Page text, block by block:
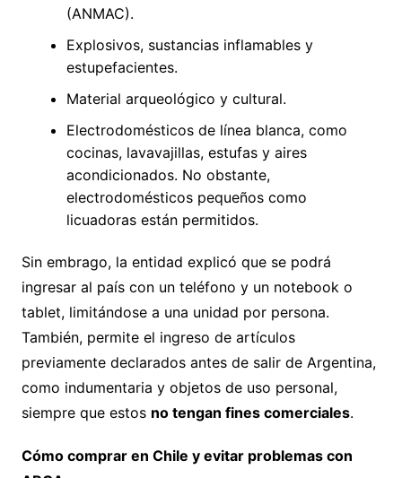
(ANMAC).
Explosivos, sustancias inflamables y
estupefacientes.
Material arqueológico y cultural.
Electrodomésticos de línea blanca, como
cocinas, lavavajillas, estufas y aires
acondicionados. No obstante,
electrodomésticos pequeños como
licuadoras están permitidos.
Sin embrago, la entidad explicó que se podrá
ingresar al país con un teléfono y un notebook o
tablet, limitándose a una unidad por persona.
También, permite el ingreso de artículos
previamente declarados antes de salir de Argentina,
como indumentaria y objetos de uso personal,
siempre que estos no tengan fines comerciales.
Cómo comprar en Chile y evitar problemas con